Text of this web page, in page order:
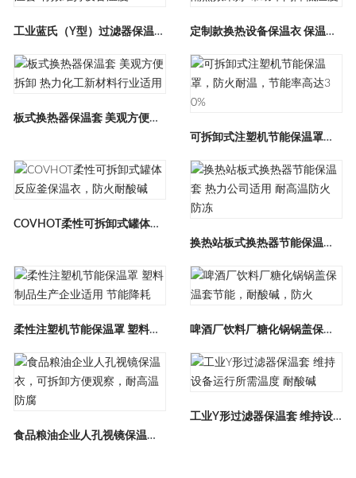
工业蓝氏（Y型）过滤器保温套 有效维持设备温度 定制款换热设备保温衣 保温隔热效果好 帮助车间降低温度
板式换热器保温套 美观方便拆卸 热力化工新材料行业适用
可拆卸式注塑机节能保温罩，防火耐温，节能率高达30%
COVHOT柔性可拆卸式罐体反应釜保温衣，防火耐酸碱
换热站板式换热器节能保温套 热力公司适用 耐高温防火防冻
柔性注塑机节能保温罩 塑料制品生产企业适用 节能降耗 啤酒厂饮料厂糖化锅锅盖保温套节能，耐酸碱，防火
食品粮油企业人孔视镜保温衣，可拆卸方便观察，耐高温防腐
工业Y形过滤器保温套 维持设备运行所需温度 耐酸碱